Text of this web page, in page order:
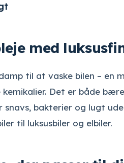
med
til at vaske bilen –
kemikalier. Det er både
snavs, bakterier og lugt
til luksusbiler og elbiler.